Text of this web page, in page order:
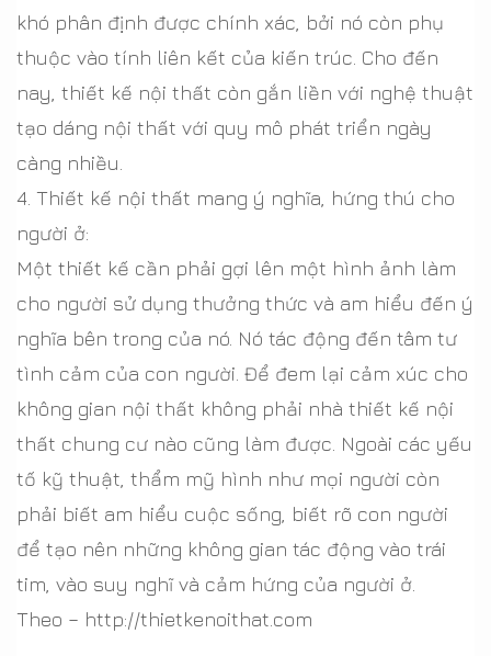
khó phân định được chính xác, bởi nó còn phụ
thuộc vào tính liên kết của kiến trúc. Cho đến
nay, thiết kế nội thất còn gắn liền với nghệ thuật
tạo dáng nội thất với quy mô phát triển ngày
càng nhiều.
4. Thiết kế nội thất mang ý nghĩa, hứng thú cho
người ở:
Một thiết kế cần phải gợi lên một hình ảnh làm
cho người sử dụng thưởng thức và am hiểu đến ý
nghĩa bên trong của nó. Nó tác động đến tâm tư
tình cảm của con người. Để đem lại cảm xúc cho
không gian nội thất không phải nhà thiết kế nội
thất chung cư nào cũng làm được. Ngoài các yếu
tố kỹ thuật, thẩm mỹ hình như mọi người còn
phải biết am hiểu cuộc sống, biết rõ con người
để tạo nên những không gian tác động vào trái
tim, vào suy nghĩ và cảm hứng của người ở.
Theo – http://thietkenoithat.com